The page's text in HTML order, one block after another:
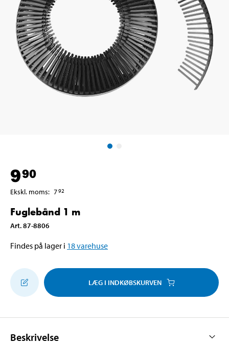
990
Ekskl. moms: 792
Fuglebånd 1 m
Art.87-8806
Findes på lager i 18varehuse
LÆG I INDKØBSKURVEN
Beskrivelse